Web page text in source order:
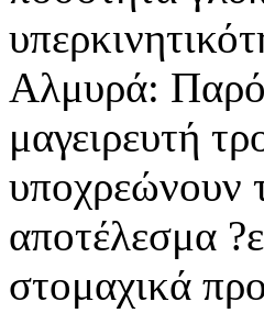
Αλμυρά:
μαγειρευτή
υποχρεώνουν
αποτέλεσμα
στομαχικά